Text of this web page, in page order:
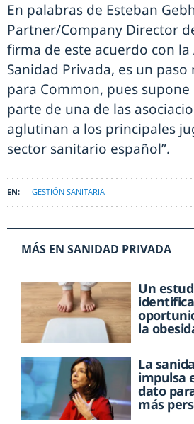
En palabras de Esteban
Partner/Company Director
firma de este acuerdo con la
Sanidad Privada, es un
para Common, pues
parte de una de las
aglutinan a los principales
sector sanitario español”.
GESTIÓN SANITARIA
MÁS EN SANIDAD PRIVADA
Un
la
La
impulsa
dato
más